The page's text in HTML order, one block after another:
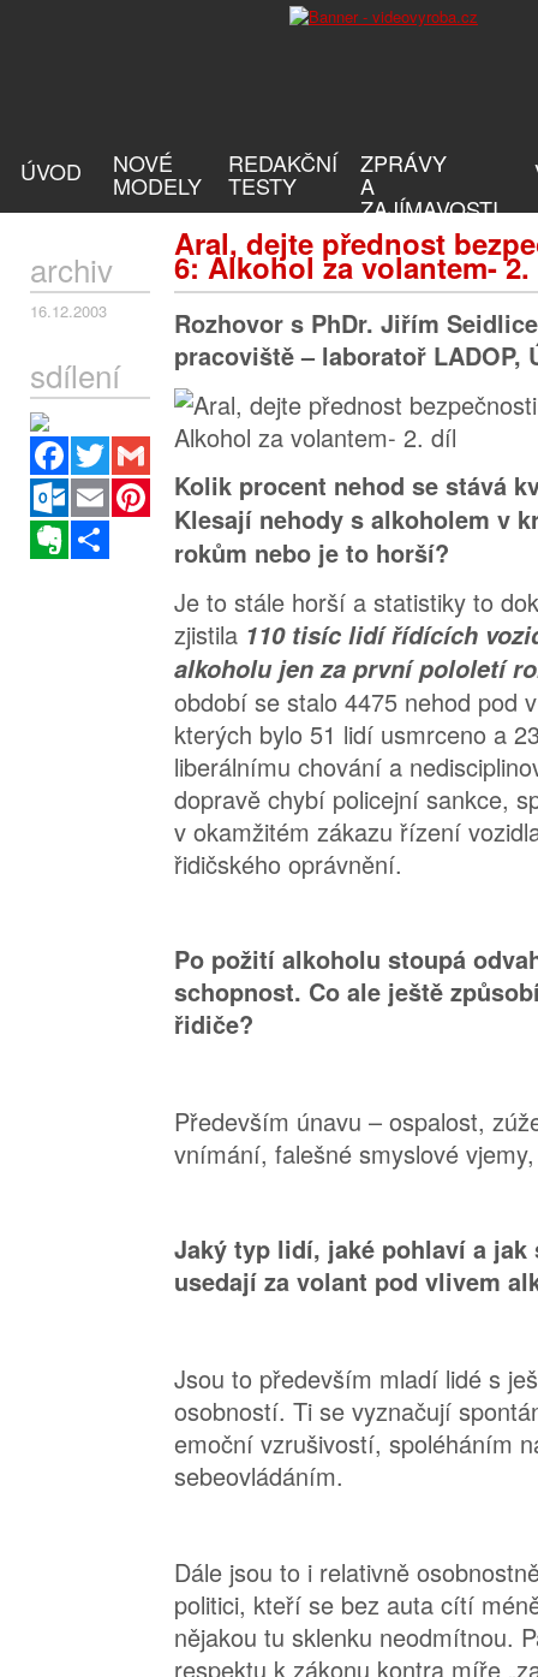
ÚVOD NOVÉ
MODELY
REDAKČNÍ
TESTY
ZPRÁVY
A
ZAJÍMAVOSTI
Aral, dejte přednost
6: Alkohol za volantem-
archiv
16.12.2003
sdílení
Facebook
Twitter
Gmail
Outlook.com
Email
Pinterest
Evernote
Rozhovor s PhDr. Jiřím
pracoviště – laboratoř LADOP,
Kolik procent nehod se stává
Klesají nehody s alkoholem v
rokům nebo je to horší?
Je to stále horší a statistiky to
zjistila 110 tisíc lidí řídících
alkoholu jen za první pololetí
období se stalo 4475 nehod pod
kterých bylo 51 lidí usmrceno a
liberálnímu chování a
dopravě chybí policejní sankce,
v okamžitém zákazu řízení
řidičského oprávnění.
Po požití alkoholu stoupá
schopnost. Co ale ještě
řidiče?
Především únavu – ospalost,
vnímání, falešné smyslové
Jaký typ lidí, jaké pohlaví a
usedají za volant pod vlivem
Jsou to především mladí lidé s
osobností. Ti se vyznačují
emoční vzrušivostí, spoléháním
sebeovládáním.
Dále jsou to i relativně
politici, kteří se bez auta cítí
nějakou tu sklenku neodmítnou.
respektu k zákonu kontra míře